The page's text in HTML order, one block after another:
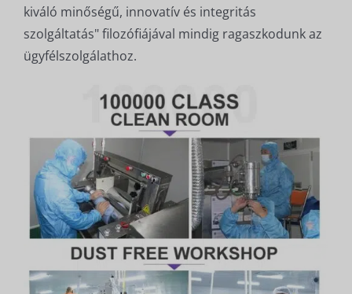
kiváló minőségű, innovatív és integritás
szolgáltatás" filozófiájával mindig ragaszkodunk az
ügyfélszolgálathoz.